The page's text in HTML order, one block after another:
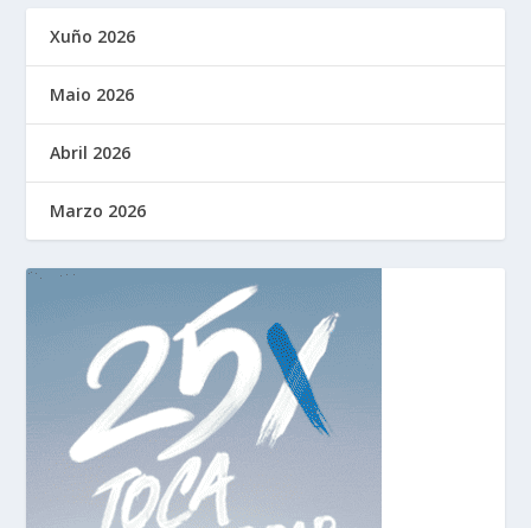
Xuño 2026
Maio 2026
Abril 2026
Marzo 2026